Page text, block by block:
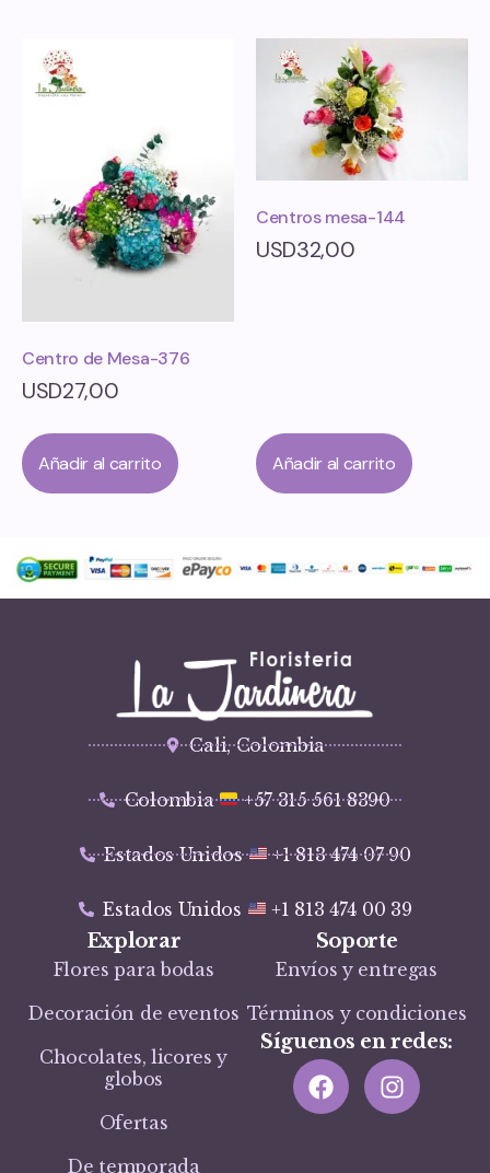
Centro de Mesa-376
USD27,00
Añadir al carrito
Centros mesa-144
USD32,00
Añadir al carrito
Cali, Colombia
Colombia +57 315 561 8390
Estados Unidos +1 813 474 07 90
Estados Unidos +1 813 474 00 39
Explorar
Flores para bodas
Decoración de eventos
Chocolates, licores y
globos
Ofertas
De temporada
Soporte
Envíos y entregas
Términos y condiciones
Síguenos en redes: